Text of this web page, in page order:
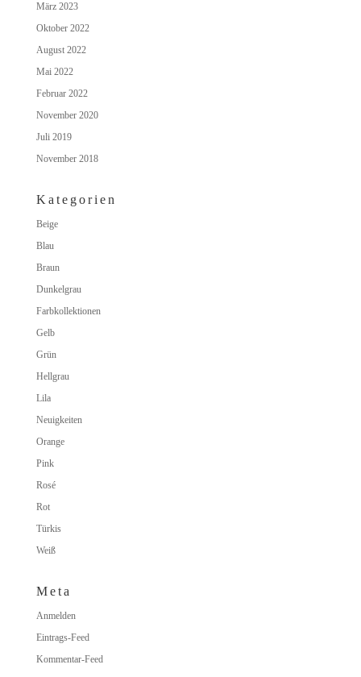
März 2023
Oktober 2022
August 2022
Mai 2022
Februar 2022
November 2020
Juli 2019
November 2018
Kategorien
Beige
Blau
Braun
Dunkelgrau
Farbkollektionen
Gelb
Grün
Hellgrau
Lila
Neuigkeiten
Orange
Pink
Rosé
Rot
Türkis
Weiß
Meta
Anmelden
Eintrags-Feed
Kommentar-Feed